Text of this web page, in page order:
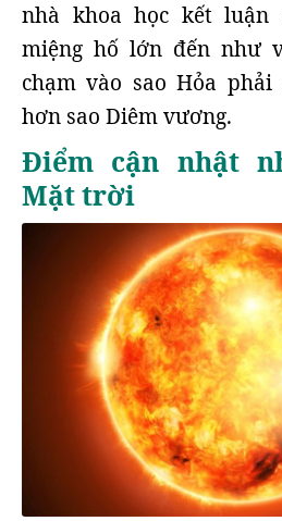
nhà khoa học kết luận
miệng hố lớn đến như
chạm vào sao Hỏa
hơn sao Diêm vương.
Điểm cận nhật
Mặt trời